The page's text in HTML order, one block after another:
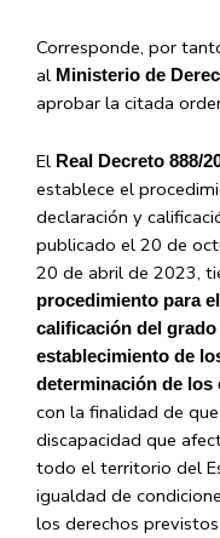
Corresponde, por
al Ministerio de
aprobar la citada
El Real Decreto 888/
establece el
declaración y
publicado el 20 de
20 de abril de 2023,
procedimiento para
calificación del grado
establecimiento de
determinación de los
con la finalidad de
discapacidad que
todo el territorio del
igualdad de
los derechos